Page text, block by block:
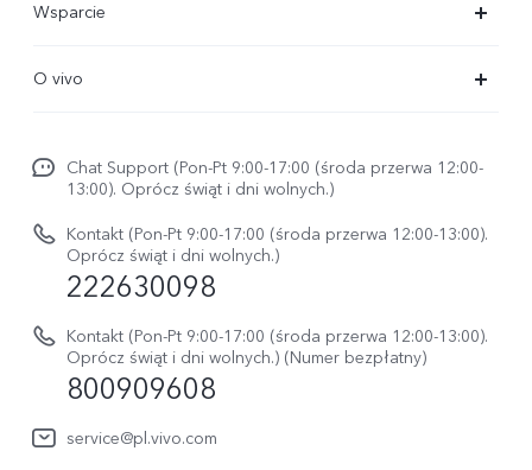
X300 FE
V70 FE
vivo Buds Air3
Wsparcie
Funtouch OS
Weryfikacja IMEI
Instrukcja obsługi
Aktualizacja oprogramowania
Dziennik aktualizacji
Sprawdź koszt naprawy
Wyślij Do Naprawy
O vivo
Życie w vivo
Netykieta vivo
Informacje prawne
Zrównoważony rozwój
Chat Support (Pon-Pt 9:00-17:00 (środa przerwa 12:00-
13:00). Oprócz świąt i dni wolnych.)
Kontakt (Pon-Pt 9:00-17:00 (środa przerwa 12:00-13:00).
Oprócz świąt i dni wolnych.)
222630098
Kontakt (Pon-Pt 9:00-17:00 (środa przerwa 12:00-13:00).
Oprócz świąt i dni wolnych.) (Numer bezpłatny)
800909608
service@pl.vivo.com